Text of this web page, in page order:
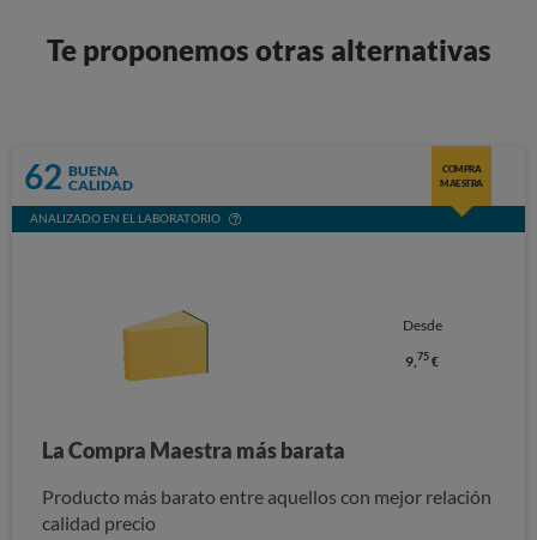
Te proponemos otras alternativas
62 BUENA
CALIDAD
COMPRA
MAESTRA
ANALIZADO EN EL LABORATORIO
Desde
9, 75 €
La Compra Maestra más barata
Producto más barato entre aquellos con mejor relación
calidad precio